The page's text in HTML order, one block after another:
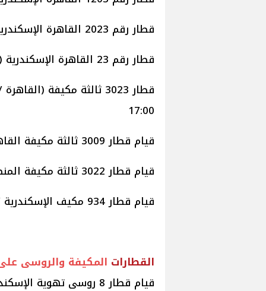
قطار رقم 2023 القاهرة الإسكندرية (تالجو ) موعد قيامه الساعة 14.00.
قطار رقم 23 القاهرة الإسكندرية (تهوية) موعد قيامه الساعة 16.30 ظهرا.
قطار 3023 ثالثة مكيفة
17:00
قيام قطار 3009 ثالثة مكيفة القاهرة / الإسكندرية ليقوم الساعة 19.10
قيام قطار 3022 ثالثة مكيفة المنصورة / الإسكندرية ليقوم الساعة 07:15 مساء.
قيام قطار 934 مكيف الإسكندرية / الأقصر ليقوم الساعة 10:15 مساء.
القطارات المكيفة والروسى
قيام قطار 8 روسى تهوية الإسكندرية / القاهرة الساعة 5:10